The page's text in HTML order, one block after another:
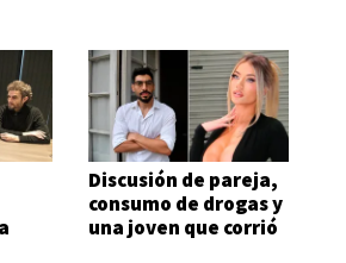
Discusión de pareja,
consumo de drogas y
una joven que corrió